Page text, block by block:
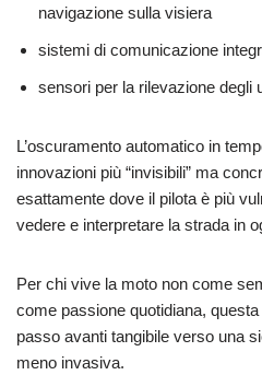
navigazione sulla visiera
sistemi di comunicazione
sensori per la rilevazione degli
L’oscuramento automatico in
innovazioni più “invisibili” ma
esattamente dove il pilota è più
vedere e interpretare la strada in
Per chi vive la moto non come
come passione quotidiana,
passo avanti tangibile verso una
meno invasiva.